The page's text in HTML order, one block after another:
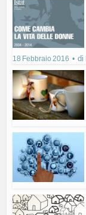
18 Febbraio 2016
di